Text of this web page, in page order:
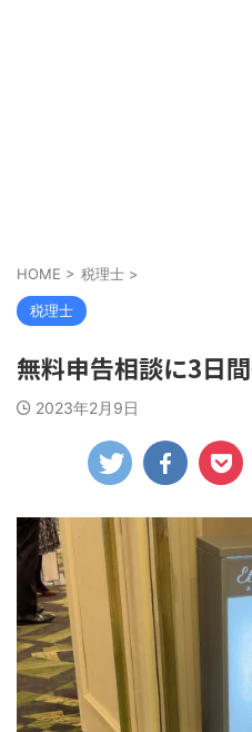
HOME > 税理士 >
税理士
無料申告相談に3日
2023年2月9日